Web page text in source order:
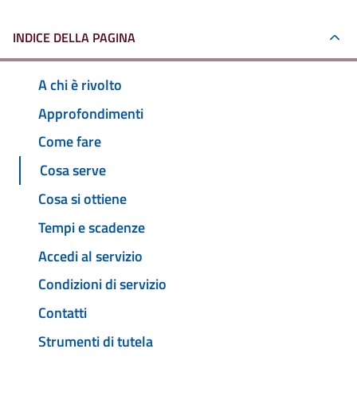
INDICE DELLA PAGINA
A chi è rivolto
Approfondimenti
Come fare
Cosa serve
Cosa si ottiene
Tempi e scadenze
Accedi al servizio
Condizioni di servizio
Contatti
Strumenti di tutela